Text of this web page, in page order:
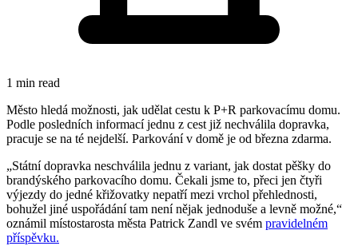
1 min read
Město hledá možnosti, jak udělat cestu k P+R parkovacímu domu.
Podle posledních informací jednu z cest již nechválila dopravka,
pracuje se na té nejdelší. Parkování v domě je od března zdarma.
„Státní dopravka neschválila jednu z variant, jak dostat pěšky do
brandýského parkovacího domu. Čekali jsme to, přeci jen čtyři
výjezdy do jedné křižovatky nepatří mezi vrchol přehlednosti,
bohužel jiné uspořádání tam není nějak jednoduše a levně možné,“
oznámil místostarosta města Patrick Zandl ve svém pravidelném
příspěvku.